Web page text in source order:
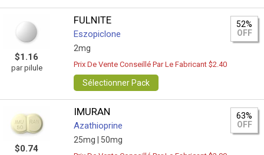
$1.16
par pilule
FULNITE
Eszopiclone
2mg
52%
OFF
Prix De Vente Conseillé Par Le Fabricant $2.40
Sélectionner Pack
$0.74
IMURAN
Azathioprine
25mg | 50mg
63%
OFF